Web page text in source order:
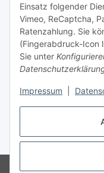
Einsatz folgender
Vimeo, ReCaptcha,
Ratenzahlung. Sie
(Fingerabdruck-Icon
Sie unter
Impressum
Gesetzliche
* Gemäß §19 UStG wird
© Wohlgefühl für Körper